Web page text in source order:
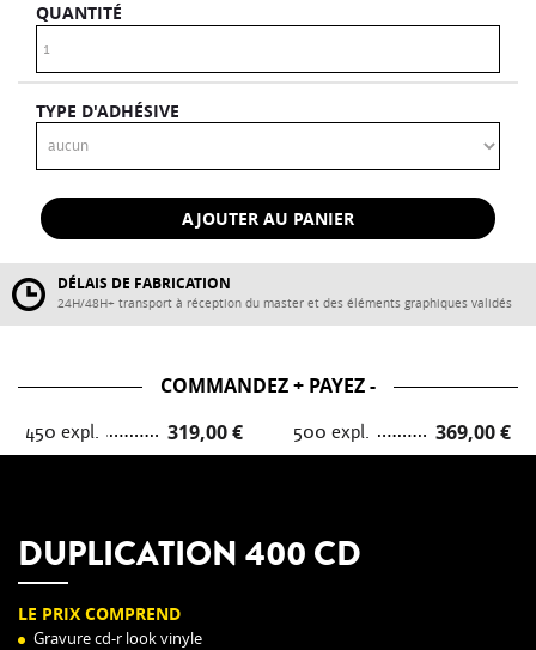
QUANTITÉ
TYPE D'ADHÉSIVE
AJOUTER AU PANIER
DÉLAIS DE FABRICATION
24H/48H+ transport à réception du master et des éléments graphiques validés
COMMANDEZ + PAYEZ -
450 expl.
319,00 € 500 expl. 369,00 €
DUPLICATION 400 CD
LE PRIX COMPREND
Gravure cd-r look vinyle